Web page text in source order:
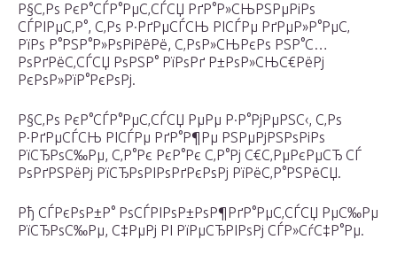
Р§С‚Рѕ РєР°СЃР°РµС‚СЃСЏ РґР°Р»СЊРЅРµРіРѕ
СЃРІРµС‚Р°, С‚Рѕ Р·РґРµСЃСЊ РІСЃРµ РґРµР»Р°РµС‚
РїРѕ Р°РЅР°Р»РѕРіРёРё, С‚РѕР»СЊРєРѕ РЅР°С…
РѕРґРёС‚СЃСЏ РѕРЅР° РїРѕРґ Р±РѕР»СЊС€РёРј
РєРѕР»РїР°РєРѕРј.
Р§С‚Рѕ РєР°СЃР°РµС‚СЃСЏ РµРµ Р·Р°РјРµРЅС‹, С‚Рѕ
Р·РґРµСЃСЊ РІСЃРµ РґР°Р¶Рµ РЅРµРјРЅРѕРіРѕ
РїСЂРѕС‰Рµ, С‚Р°Рє РєР°Рє С‚Р°Рј С€С‚РµРєРµСЂ СЃ
РѕРґРЅРёРј РїСЂРѕРІРѕРґРєРѕРј РїРёС‚Р°РЅРёСЏ.
Рђ СЃРєРѕР±Р° РѕСЃРІРѕР±РѕР¶РґР°РµС‚СЃСЏ РµС‰Рµ
РїСЂРѕС‰Рµ, С‡РµРј РІ РїРµСЂРІРѕРј СЃР»СѓС‡Р°Рµ.